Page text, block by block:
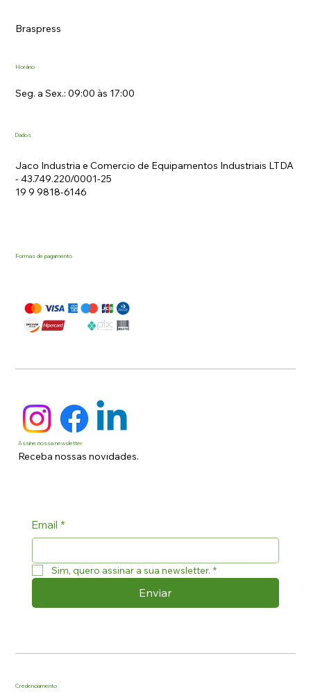
Braspress
Horário
Seg. a Sex.: 09:00 às 17:00
Dados
Jaco Industria e Comercio de Equipamentos Industriais LTDA
- 43.749.220/0001-25
19 9 9818-6146
Formas de pagamento
Assine nossa newsletter
Receba nossas novidades.
Email *
Sim, quero assinar a sua newsletter. *
Enviar
Credenciamento